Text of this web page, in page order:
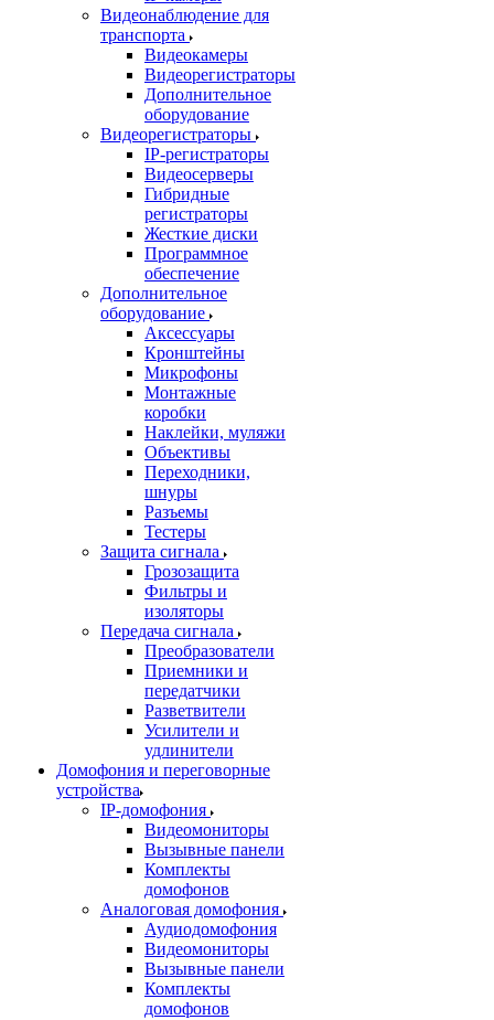
Видеонаблюдение для
транспорта
Видеокамеры
Видеорегистраторы
Дополнительное
оборудование
Видеорегистраторы
IP-регистраторы
Видеосерверы
Гибридные
регистраторы
Жесткие диски
Программное
обеспечение
Дополнительное
оборудование
Аксессуары
Кронштейны
Микрофоны
Монтажные
коробки
Наклейки, муляжи
Объективы
Переходники,
шнуры
Разъемы
Тестеры
Защита сигнала
Грозозащита
Фильтры и
изоляторы
Передача сигнала
Преобразователи
Приемники и
передатчики
Разветвители
Усилители и
удлинители
Домофония и переговорные
устройства
IP-домофония
Видеомониторы
Вызывные панели
Комплекты
домофонов
Аналоговая домофония
Аудиодомофония
Видеомониторы
Вызывные панели
Комплекты
домофонов